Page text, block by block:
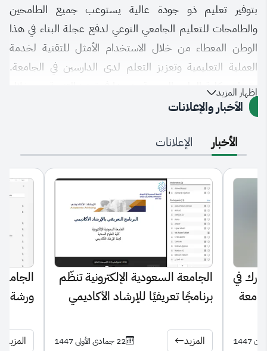
بتوفير تعليم ذو جودة عالية يستوعب جميع الطامحين
والطامحات للتعليم الجامعي النوعي لدفع عجلة البناء في هذا
الوطن المعطاء من خلال الاستخدام الأمثل للتقنية لخدمة
العملية التعليمية وتعزيز التعلم لدى الدارسين في الجامعة.
وتساهم كلية العلوم الصحية بدورها في تعزيز التنمية من خلال
توفير برامج نوعية تخدم سوق العمل و تساهم في تطوير قطاع
والممارسات العلمية الرصينة لرفع كفاءة وجودة الخدمات
عمل بداية، وسر النجاح والتفوق هو في استمرار المراجعة الدورية
والتطوير سعياً للأفضل.
ختامًا نسأل الله أن يوفقنا لخدمة ديننا ووطننا وأن يكلل الجهود
بالنجاح وأن يحقق التطلعات والطموحات
إظهار المزيد
الأخبار والإعلانات
الأخبار
الإعلانات
في
الجامعة السعودية الإلكترونية تنظّم
برنامجًا تعريفيًا للإرشاد الأكاديمي
المزيد 22 جمادى الأولى 1447
ورشة
المزيد